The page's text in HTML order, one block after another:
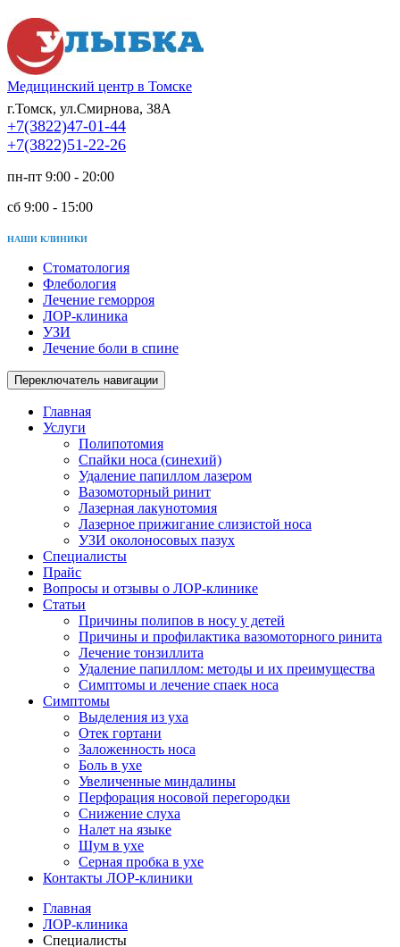
Медицинский центр в Томске
г.Томск, ул.Смирнова, 38А
+7(3822)47-01-44
+7(3822)51-22-26
пн-пт 9:00 - 20:00
сб 9:00 - 15:00
НАШИ КЛИНИКИ
Стоматология
Флебология
Лечение геморроя
ЛОР-клиника
УЗИ
Лечение боли в спине
Переключатель навигации
Главная
Услуги
Полипотомия
Спайки носа (синехий)
Удаление папиллом лазером
Вазомоторный ринит
Лазерная лакунотомия
Лазерное прижигание слизистой носа
УЗИ околоносовых пазух
Специалисты
Прайс
Вопросы и отзывы о ЛОР-клинике
Статьи
Причины полипов в носу у детей
Причины и профилактика вазомоторного ринита
Лечение тонзиллита
Удаление папиллом: методы и их преимущества
Симптомы и лечение спаек носа
Симптомы
Выделения из уха
Отек гортани
Заложенность носа
Боль в ухе
Увеличенные миндалины
Перфорация носовой перегородки
Снижение слуха
Налет на языке
Шум в ухе
Серная пробка в ухе
Контакты ЛОР-клиники
Главная
ЛОР-клиника
Специалисты